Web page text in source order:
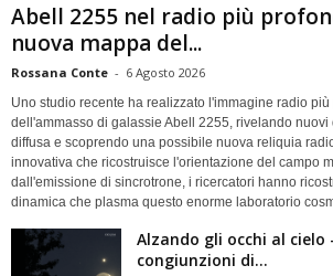
Abell 2255 nel radio più
nuova mappa del...
Rossana Conte - 6 Agosto 2026
Uno studio recente ha realizzato l'immagine radio
dell'ammasso di galassie Abell 2255, rivelando
diffusa e scoprendo una possibile nuova reliquia
innovativa che ricostruisce l'orientazione del campo
dall'emissione di sincrotrone, i ricercatori hanno
dinamica che plasma questo enorme laboratorio
Alzando gli occhi al cielo
congiunzioni di...